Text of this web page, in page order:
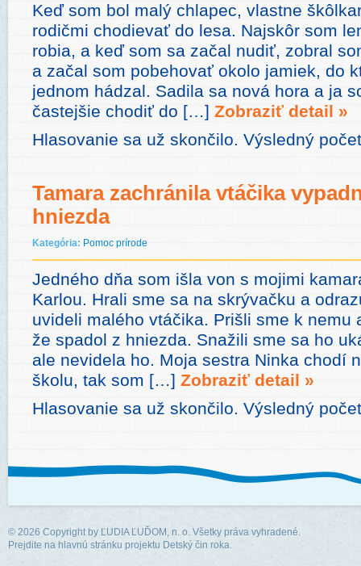
Keď som bol malý chlapec, vlastne
rodičmi chodievať do lesa. Najskôr som
robia, a keď som sa začal nudiť, zobral
a začal som pobehovať okolo jamiek, do
jednom hádzal. Sadila sa nová hora a ja
častejšie chodiť do […] Zobraziť detail »
Hlasovanie sa už skončilo. Výsledný
Tamara zachránila vtáčika
hniezda
Kategória: Pomoc prírode
Jedného dňa som išla von s mojimi
Karlou. Hrali sme sa na skrývačku a
uvideli malého vtáčika. Prišli sme k nemu
že spadol z hniezda. Snažili sme sa ho
ale nevidela ho. Moja sestra Ninka chodí
školu, tak som […] Zobraziť detail »
Hlasovanie sa už skončilo. Výsledný
© 2026 Copyright by ĽUDIA ĽUĎOM, n. o. Všetky práva vyhradené.
Prejdite na hlavnú stránku projektu Detský čin roka.